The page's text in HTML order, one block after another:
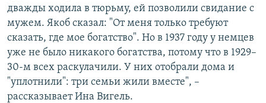
дважды ходила в тюрьму, ей позволили свидание с
мужем. Якоб сказал: "От меня только требуют
сказать, где мое богатство". Но в 1937 году у немцев
уже не было никакого богатства, потому что в 1929–
30-м всех раскулачили. У них отобрали дома и
"уплотнили": три семьи жили вместе", –
рассказывает Ина Вигель.